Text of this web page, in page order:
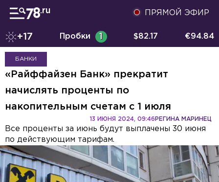
ПРЯМОЙ ЭФИР
+17 Пробки 1 $82.17 €94.84
БАНКИ
«Райффайзен Банк» прекратит
начислять проценты по
накопительным счетам с 1 июля
РЕГИНА МАРИНЕЦ
13 ИЮНЯ 2024, 09:46
Все проценты за июнь будут выплачены 30 июня
по действующим тарифам.